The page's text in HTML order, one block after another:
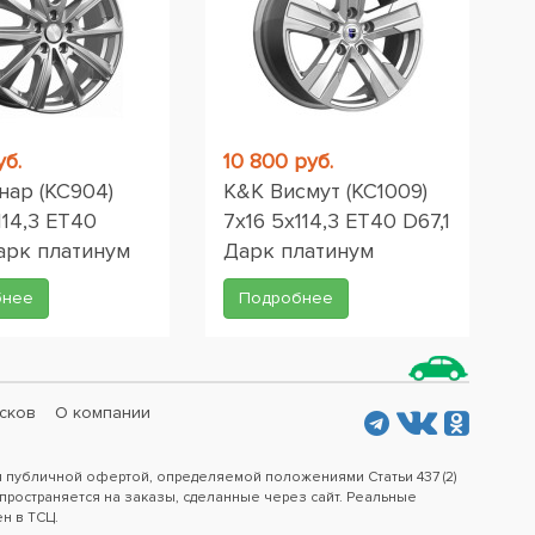
(КС904)
ET40
платинум
10 800 руб.
K&K Висмут (КС1009)
7x16 5x114,3 ET40 D67,1
Дарк платинум
Подробнее
О компании
офертой, определяемой положениями Статьи 437 (2)
на заказы, сделанные через сайт. Реальные
в ТСЦ.